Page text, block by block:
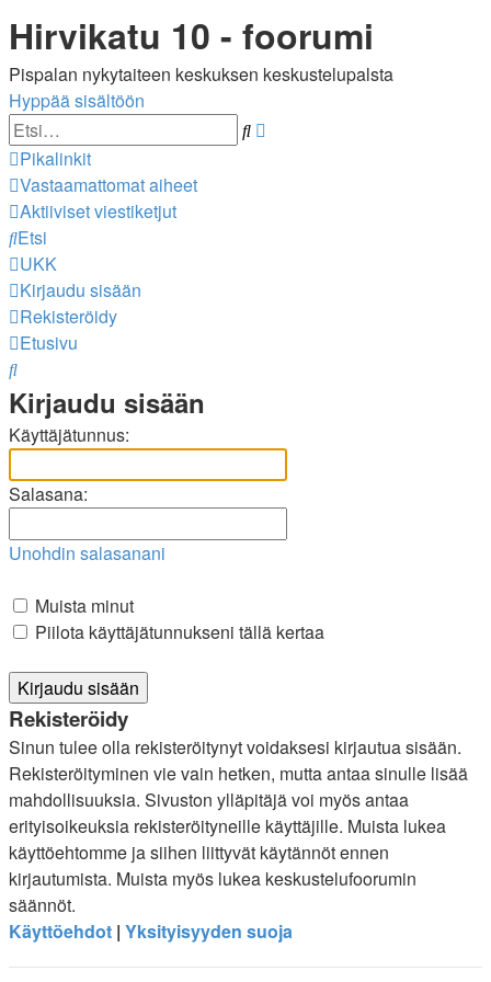
Hirvikatu 10 - foorumi
Pispalan nykytaiteen keskuksen keskustelupalsta
Hyppää sisältöön
Etsi
Pikalinkit
Vastaamattomat aiheet
Aktiiviset viestiketjut
Etsi
UKK
Kirjaudu sisään
Rekisteröidy
Etusivu
Etsi
Kirjaudu sisään
Käyttäjätunnus:
Salasana:
Unohdin salasanani
Muista minut
Piilota käyttäjätunnukseni tällä kertaa
Rekisteröidy
Sinun tulee olla rekisteröitynyt voidaksesi kirjautua sisään.
Rekisteröityminen vie vain hetken, mutta antaa sinulle lisää
mahdollisuuksia. Sivuston ylläpitäjä voi myös antaa
erityisoikeuksia rekisteröityneille käyttäjille. Muista lukea
käyttöehtomme ja siihen liittyvät käytännöt ennen
kirjautumista. Muista myös lukea keskustelufoorumin
säännöt.
Käyttöehdot | Yksityisyyden suoja